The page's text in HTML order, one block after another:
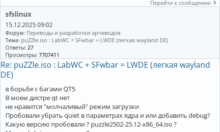
Перейти к сообщению
sfslinux
15.12.2025 09:02
Форум: Переводы и разработки арчеводов
Тема: puZZle.iso : LabWC + SFwbar = LWDE (легкая wayland DE)
Ответы: 27
Просмотры: 7707411
Re: puZZle.iso : LabWC + SFwbar = LWDE (легкая wayland
DE)
в борьбе с багами QT5
В моем дистре qt нет
не нравится "молчаливый" режим загрузки
Пробовали убрать quiet в параметрах ядра и или добавить debug?
Какую версию пробовали ? puzzle2502-25.12-x86_64.iso ?